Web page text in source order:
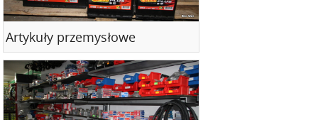
Artykuły przemysłowe